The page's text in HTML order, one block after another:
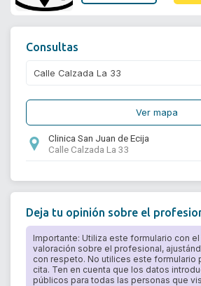
Consultas
Ver mapa
Clinica San Juan de Ecija
Calle Calzada La 33
Deja tu opinión sobre el
Importante: Utiliza este formulario con
valoración sobre el profesional,
con respeto. No utilices este formulario
cita. Ten en cuenta que los datos
públicos para todas las personas que